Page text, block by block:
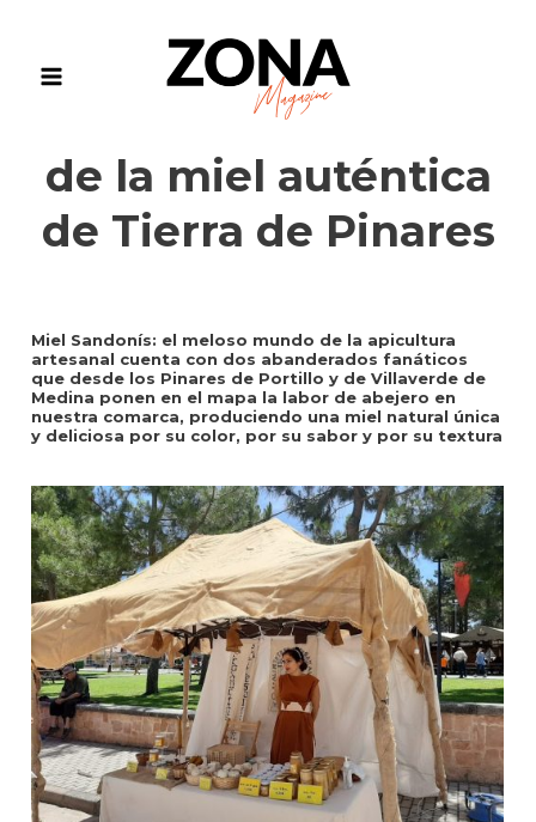
contenido
Menu
El precioso dorado
de la miel auténtica
de Tierra de Pinares
Miel Sandonís: el meloso mundo de la apicultura
artesanal cuenta con dos abanderados fanáticos
que desde los Pinares de Portillo y de Villaverde de
Medina ponen en el mapa la labor de abejero en
nuestra comarca, produciendo una miel natural única
y deliciosa por su color, por su sabor y por su textura